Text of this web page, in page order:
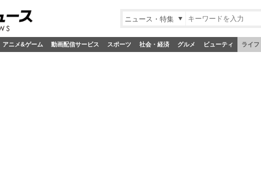
ニュース・特集
アニメ&ゲーム 動画配信サービス スポーツ 社会・経済 グルメ ビューティ ライフ